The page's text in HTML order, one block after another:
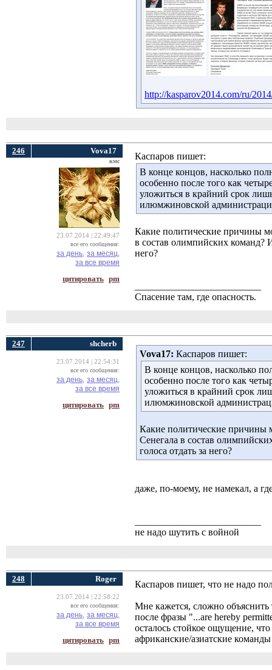
http://kasparov2014.com/ru/
246 Vova17
кмс
23.07.2014 | 22:49:47
все его сообщения:
за день, за месяц,
за все время
цитировать pm
Каспаров пишет:
В конце концов, насколько
особенно после того как
уложиться в крайний срок
илюмжиновской
Какие политические причины
в состав олимпийских команд?
него?
Спасение там, где опасность.
247 shcherb
23.07.2014 | 22:54:31
все его сообщения:
за день, за месяц,
за все время
цитировать pm
Vova17: Каспаров пишет:
В конце концов, насколько
особенно после того как
уложиться в крайний срок
илюмжиновской
Какие политические причины
Сенегала в состав
голоса отдать за него?
даже, по-моему, не намекал, а
не надо шутить с войной
248 Roger
23.07.2014 | 22:58:22
все его сообщения:
за день, за месяц,
за все время
цитировать pm
Каспаров пишет, что не надо
Мне кажется, сложно объяснить
после фразы "...are hereby
осталось стойкое ощущение,
африканские/азиатские